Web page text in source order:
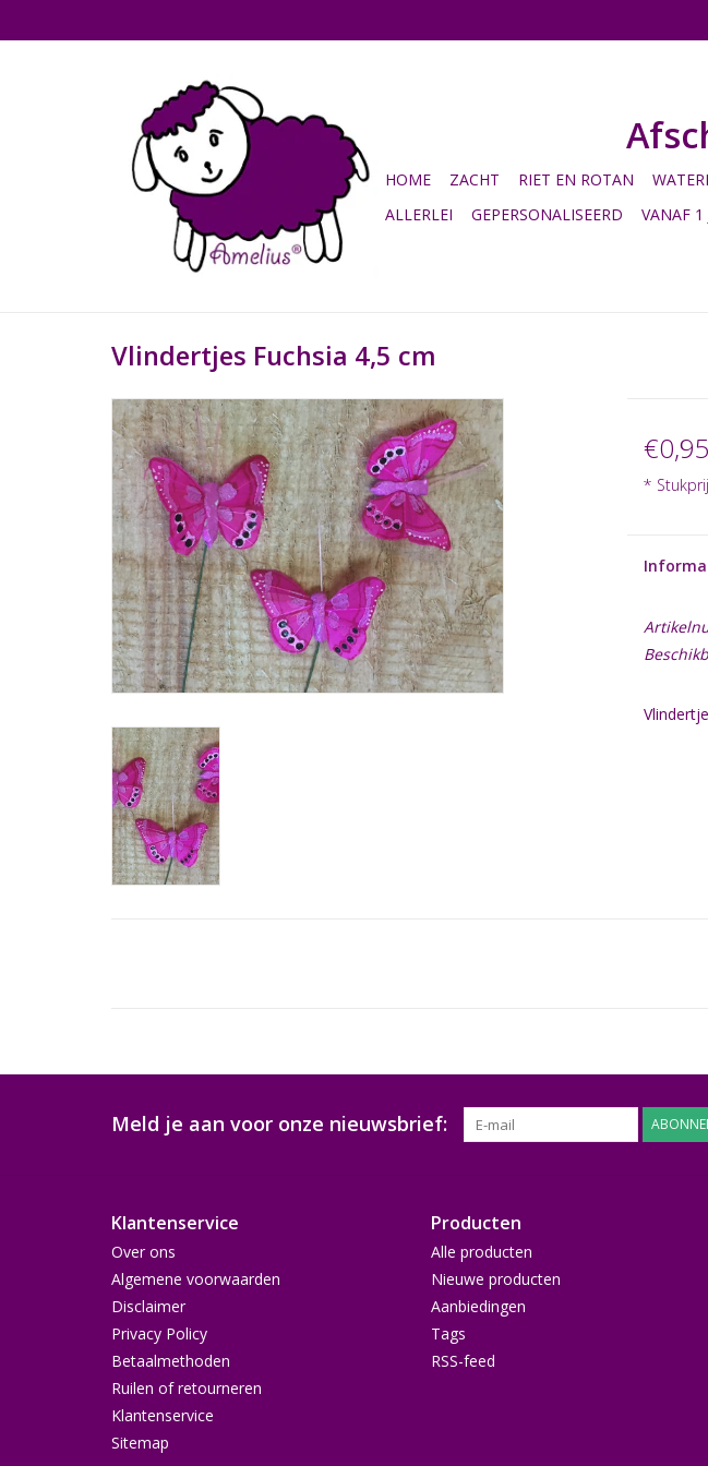
HOME ZACHT RIET EN ROTAN
ALLERLEI
GEPERSONALISEERD VANAF 1
Vlindertjes Fuchsia 4,5 cm
€0,95
*
Meld je aan voor onze nieuwsbrief:
Klantenservice
Over ons
Algemene voorwaarden
Disclaimer
Privacy Policy
Betaalmethoden
Ruilen of retourneren
Klantenservice
Sitemap
Producten
Alle producten
Nieuwe producten
Aanbiedingen
Tags
RSS-feed